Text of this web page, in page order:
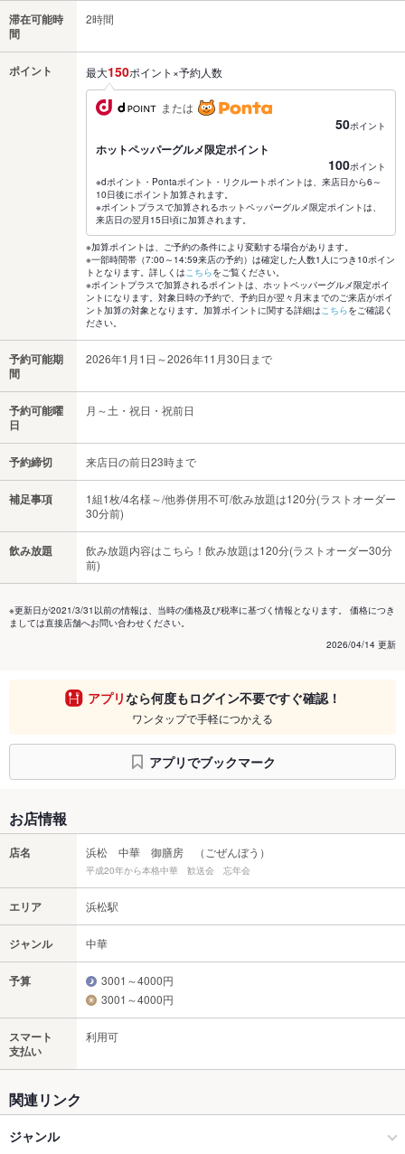
滞在可能時
間
2時間
ポイント 最大150ポイント×予約人数
または
50ポイント
ホットペッパーグルメ限定ポイント
100ポイント
※dポイント・Pontaポイント・リクルートポイントは、来店日から6～
10日後にポイント加算されます。
※ポイントプラスで加算されるホットペッパーグルメ限定ポイントは、
来店日の翌月15日頃に加算されます。
※加算ポイントは、ご予約の条件により変動する場合があります。
※一部時間帯（7:00～14:59来店の予約）は確定した人数1人につき10ポイン
トとなります。詳しくはこちらをご覧ください。
※ポイントプラスで加算されるポイントは、ホットペッパーグルメ限定ポイ
ントになります。対象日時の予約で、予約日が翌々月末までのご来店がポイ
ント加算の対象となります。加算ポイントに関する詳細はこちらをご確認く
ださい。
予約可能期
間
2026年1月1日～2026年11月30日まで
予約可能曜
日
月～土・祝日・祝前日
予約締切 来店日の前日23時まで
補足事項
1組1枚/4名様～/他券併用不可/飲み放題は120分(ラストオーダー
30分前)
飲み放題
飲み放題内容はこちら！飲み放題は120分(ラストオーダー30分
前)
※更新日が2021/3/31以前の情報は、当時の価格及び税率に基づく情報となります。 価格につき
ましては直接店舗へお問い合わせください。
2026/04/14 更新
アプリなら何度もログイン不要ですぐ確認！
ワンタップで手軽につかえる
アプリでブックマーク
お店情報
店名 浜松 中華 御膳房 （ごぜんぼう）
平成20年から本格中華 歓送会 忘年会
エリア 浜松駅
ジャンル 中華
予算
3001～4000円
3001～4000円
スマート
支払い
利用可
関連リンク
ジャンル